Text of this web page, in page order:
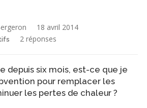
18 avril 2014
2 réponses
depuis six mois, est-ce que je
pour remplacer les
les pertes de chaleur ?